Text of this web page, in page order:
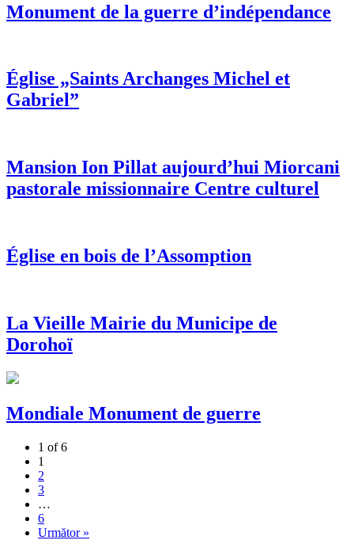
Monument de la guerre d’indépendance
Église „Saints Archanges Michel et
Gabriel”
Mansion Ion Pillat aujourd’hui Miorcani
pastorale missionnaire Centre culturel
Église en bois de l’Assomption
La Vieille Mairie du Municipe de
Dorohoï
Mondiale Monument de guerre
1 of 6
1
2
3
…
6
Următor »